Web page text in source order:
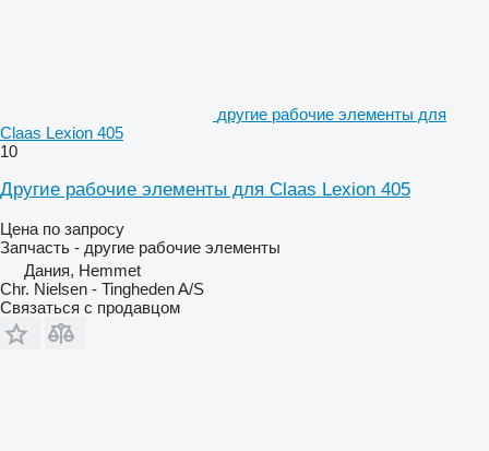
другие рабочие элементы для
Claas Lexion 405
10
Другие рабочие элементы для Claas Lexion 405
Цена по запросу
Запчасть - другие рабочие элементы
Дания, Hemmet
Chr. Nielsen - Tingheden A/S
Связаться с продавцом